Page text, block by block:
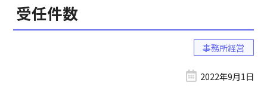
受任件数
事務所経営
2022年9月1日